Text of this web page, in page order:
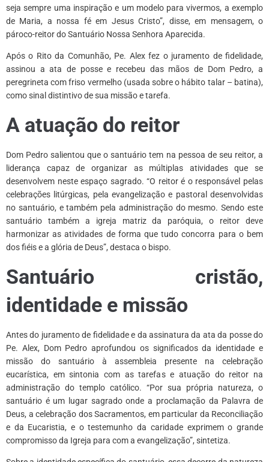
seja sempre uma inspiração e um modelo para vivermos, a exemplo
de Maria, a nossa fé em Jesus Cristo”, disse, em mensagem, o
pároco-reitor do Santuário Nossa Senhora Aparecida.
Após o Rito da Comunhão, Pe. Alex fez o juramento de fidelidade,
assinou a ata de posse e recebeu das mãos de Dom Pedro, a
peregrineta com friso vermelho (usada sobre o hábito talar – batina),
como sinal distintivo de sua missão e tarefa.
A atuação do reitor
Dom Pedro salientou que o santuário tem na pessoa de seu reitor, a
liderança capaz de organizar as múltiplas atividades que se
desenvolvem neste espaço sagrado. “O reitor é o responsável pelas
celebrações litúrgicas, pela evangelização e pastoral desenvolvidas
no santuário, e também pela administração do mesmo. Sendo este
santuário também a igreja matriz da paróquia, o reitor deve
harmonizar as atividades de forma que tudo concorra para o bem
dos fiéis e a glória de Deus”, destaca o bispo.
Santuário cristão,
identidade e missão
Antes do juramento de fidelidade e da assinatura da ata da posse do
Pe. Alex, Dom Pedro aprofundou os significados da identidade e
missão do santuário à assembleia presente na celebração
eucarística, em sintonia com as tarefas e atuação do reitor na
administração do templo católico. “Por sua própria natureza, o
santuário é um lugar sagrado onde a proclamação da Palavra de
Deus, a celebração dos Sacramentos, em particular da Reconciliação
e da Eucaristia, e o testemunho da caridade exprimem o grande
compromisso da Igreja para com a evangelização”, sintetiza.